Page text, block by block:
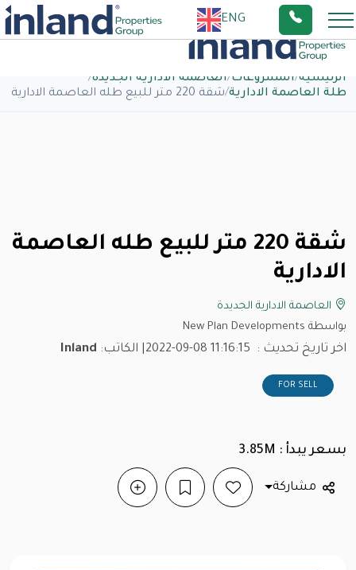
ENG
الرئيسية/المشروعات/العاصمة الادارية الجديدة/
طلة العاصمة الادارية/شقة 220 متر للبيع طله العاصمة الادارية
شقة 220 متر للبيع طله العاصمة
الادارية
العاصمة الادارية الجديدة
بواسطة New Plan Developments
اخر تاريخ تحديث : 2022-09-08 11:16:15 | الكاتب: Inland
FOR SELL
بسعر يبدأ : 3.85M
مشاركة